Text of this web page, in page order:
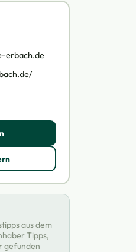
erbach.de
aus dem
Tipps,
gefunden